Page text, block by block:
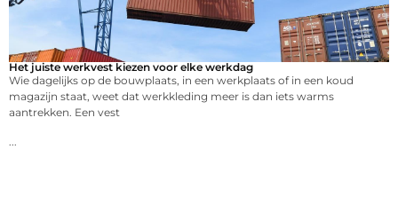
Het juiste werkvest kiezen voor elke werkdag
Wie dagelijks op de bouwplaats, in een werkplaats of in een koud
magazijn staat, weet dat werkkleding meer is dan iets warms
aantrekken. Een vest